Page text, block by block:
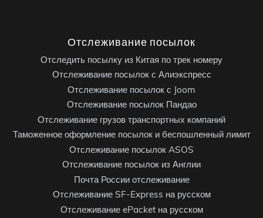
Отслеживание посылок
Отследить посылку из Китая по трек номеру
Отслеживание посылок с Алиэкспресс
Отслеживание посылок с Joom
Отслеживание посылок Пандао
Отслеживание грузов транспортных компаний
Таможенное оформление посылок и беспошленный лимит
Отслеживание посылок ASOS
Отслеживание посылок из Англии
Почта России отслеживание
Отслеживание SF-Express на русском
Отслеживание ePacket на русском